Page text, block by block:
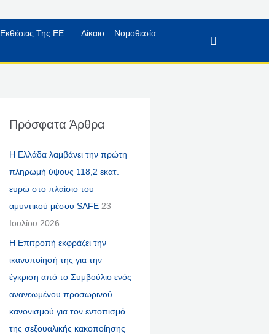
Εκθέσεις Της ΕΕ
Δίκαιο – Νομοθεσία
Αναζήτηση
Πρόσφατα Άρθρα
Η Ελλάδα λαμβάνει την πρώτη
πληρωμή ύψους 118,2 εκατ.
ευρώ στο πλαίσιο του
αμυντικού μέσου SAFE 23
Ιουλίου 2026
Η Επιτροπή εκφράζει την
ικανοποίησή της για την
έγκριση από το Συμβούλιο ενός
ανανεωμένου προσωρινού
κανονισμού για τον εντοπισμό
της σεξουαλικής κακοποίησης